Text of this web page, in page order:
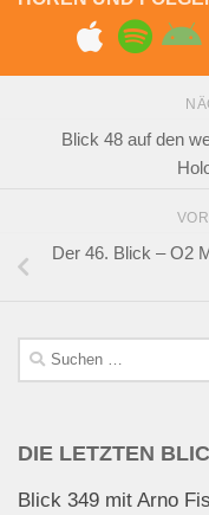
Blick 48 auf den
Der 46. Blick – O2
Suchen
nach:
DIE LETZTEN
Blick 349 mit Arno